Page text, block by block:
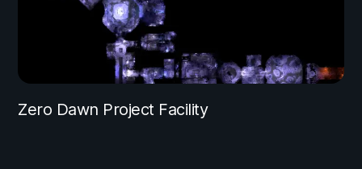
Zero Dawn Project Facility